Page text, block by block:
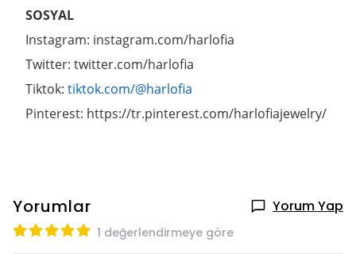
SOSYAL
Instagram: instagram.com/harlofia
Twitter: twitter.com/harlofia
Tiktok: tiktok.com/@harlofia
Pinterest: https://tr.pinterest.com/harlofiajewelry/
Yorumlar Yorum Yap
1 değerlendirmeye göre